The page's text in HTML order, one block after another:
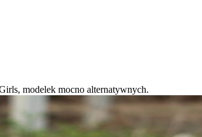
modelek mocno alternatywnych.